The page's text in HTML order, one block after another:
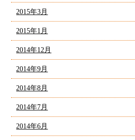
2015年3月
2015年1月
2014年12月
2014年9月
2014年8月
2014年7月
2014年6月